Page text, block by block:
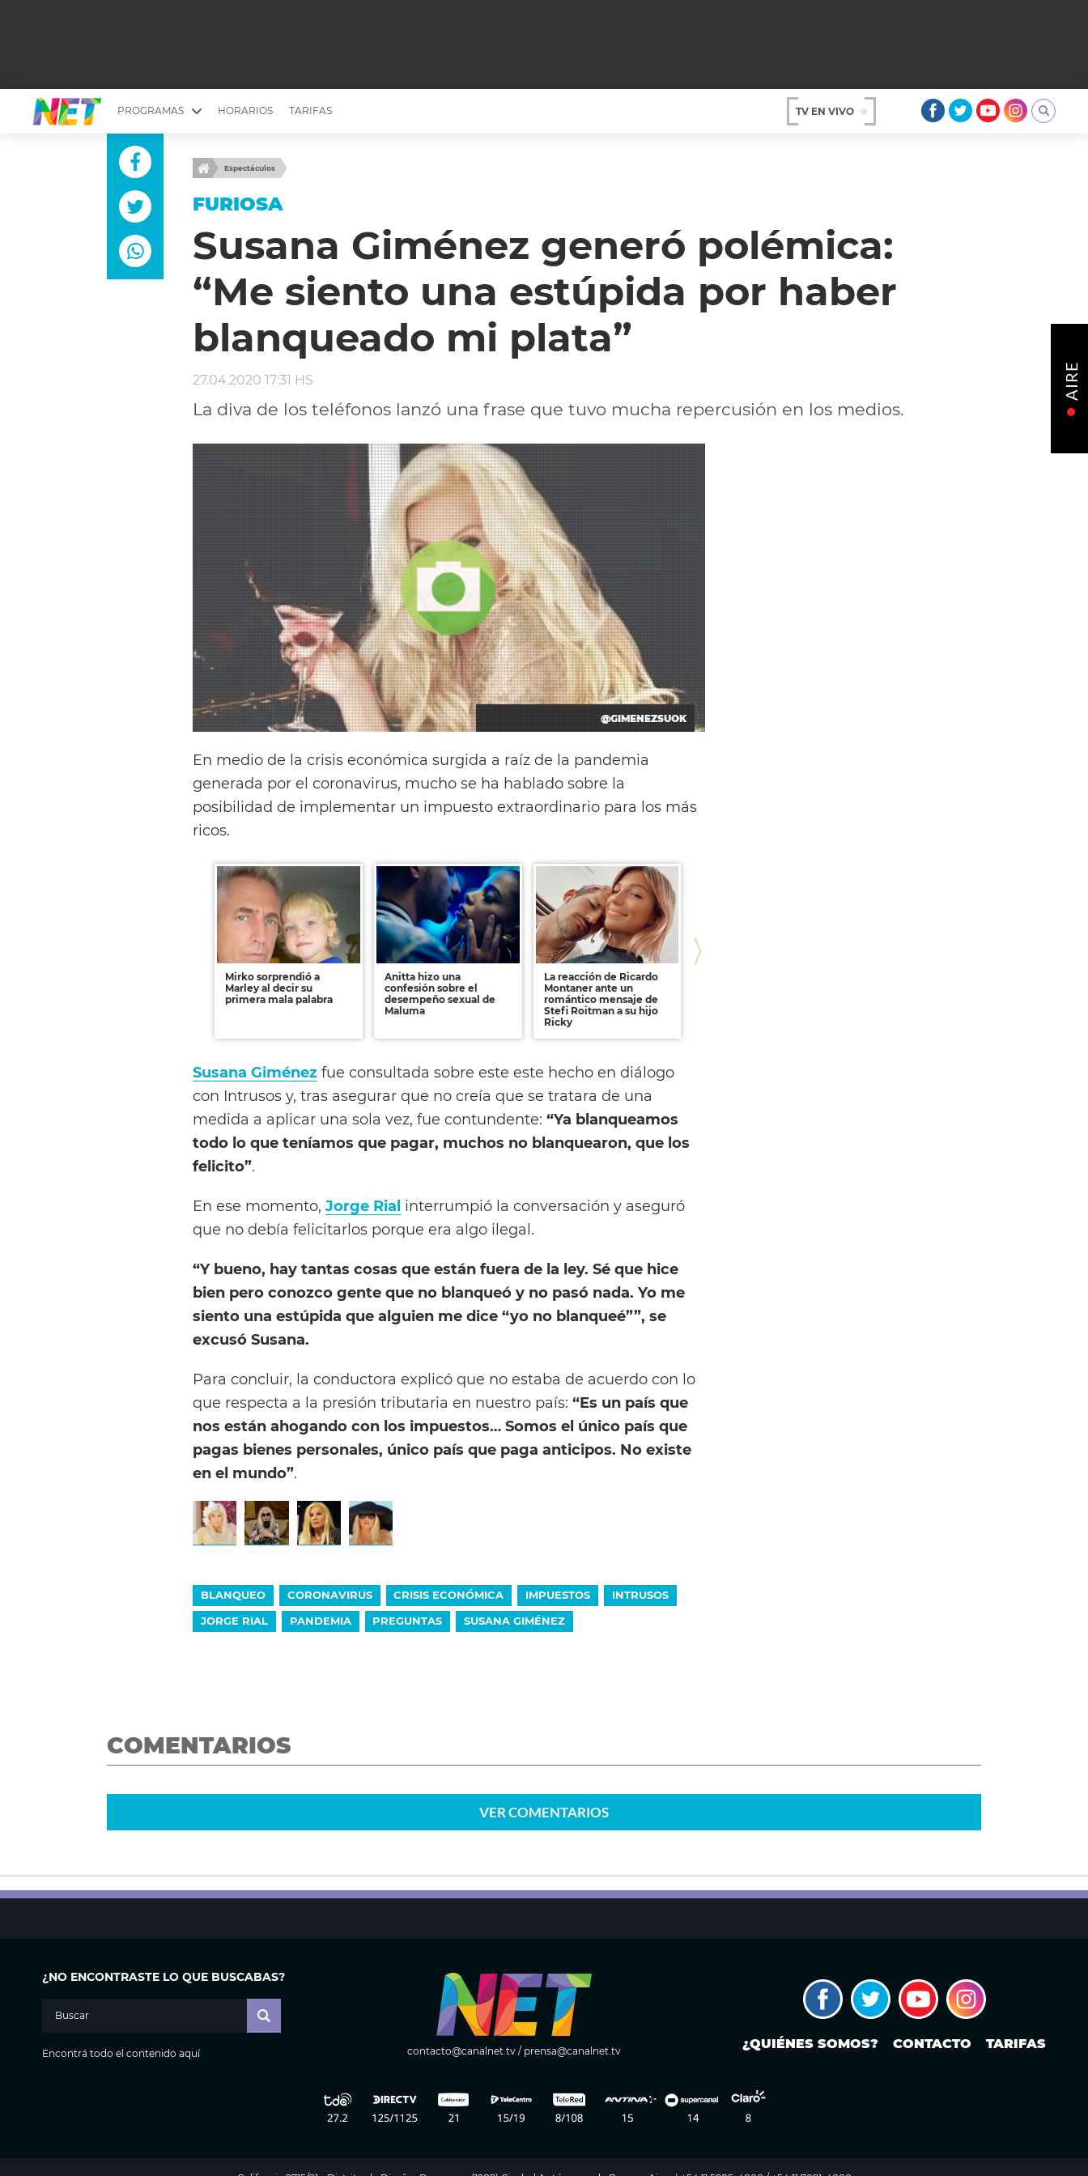
PROGRAMAS
MESA PICANTE
YUYITO A LA TARDE
EMPRENDI2
LONGOBARDI
QUÉ TE PASA
EL OLIVO BLANCO
TU LUGAR IDEAL
CHICHE EN VIVO
ARGENTINOS X ARGENTINA
ESTÉTICA 360 TV
CARAS Y NEGOCIOS
SCOUTING PARA UN CAMBIO
INTELEXIS TV
ENTROMETIDOS EN LA TELE
MODO FONTEVECCHIA
PERIODISMO PURO
REPERFILAR
FIESTAS ARGENTINAS
BELLEZA FASHION
FULL FACE TV
DESAFÍO 10 AÑOS MENOS
AGENDA CORPORATIVA
HORARIOS TARIFAS TV EN VIVO
Espectáculos
FURIOSA
Susana Giménez generó polémica:
“Me siento una estúpida por haber
blanqueado mi plata”
27.04.2020 17:31 HS
La diva de los teléfonos lanzó una frase que tuvo mucha repercusión en los medios.
@GIMENEZSUOK
En medio de la crisis económica surgida a raíz de la pandemia
generada por el coronavirus, mucho se ha hablado sobre la
posibilidad de implementar un impuesto extraordinario para los más
ricos.
Mirko sorprendió a
Marley al decir su
primera mala palabra
Anitta hizo una
confesión sobre el
desempeño sexual de
Maluma
La reacción de Ricardo
Montaner ante un
romántico mensaje de
Stefi Roitman a su hijo
Ricky
Susana Giménez fue consultada sobre este este hecho en diálogo
con Intrusos y, tras asegurar que no creía que se tratara de una
medida a aplicar una sola vez, fue contundente: “Ya blanqueamos
todo lo que teníamos que pagar, muchos no blanquearon, que los
felicito”.
En ese momento, Jorge Rial interrumpió la conversación y aseguró
que no debía felicitarlos porque era algo ilegal.
“Y bueno, hay tantas cosas que están fuera de la ley. Sé que hice
bien pero conozco gente que no blanqueó y no pasó nada. Yo me
siento una estúpida que alguien me dice “yo no blanqueé””, se
excusó Susana.
Para concluir, la conductora explicó que no estaba de acuerdo con lo
que respecta a la presión tributaria en nuestro país: “Es un país que
nos están ahogando con los impuestos… Somos el único país que
pagas bienes personales, único país que paga anticipos. No existe
en el mundo”.
BLANQUEO CORONAVIRUS CRISIS ECONÓMICA IMPUESTOS
INTRUSOS
JORGE RIAL
PANDEMIA PREGUNTAS SUSANA GIMÉNEZ
COMENTARIOS
VERCOMENTARIOS
¿NO ENCONTRASTE LO QUE BUSCABAS?
Encontrá todo el contenido aquí contacto@canalnet.tv/ prensa@canalnet.tv ¿QUIÉNES SOMOS? CONTACTO TARIFAS
AIRE